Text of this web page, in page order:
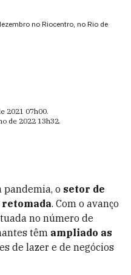
no Riocentro, no Rio de
2021 07h00.
de 2022 13h32.
pandemia, o setor de
retomada. Com o avanço
no número de
têm ampliado as
de lazer e de negócios